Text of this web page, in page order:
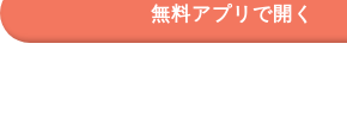
無料アプリで開く